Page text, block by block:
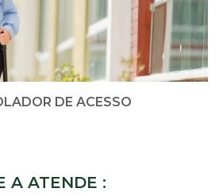
DE ACESSO
A ATENDE :